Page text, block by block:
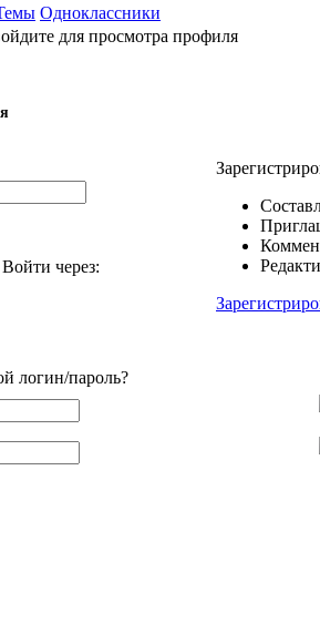
Одноклассники
для просмотра профиля
Войти через:
логин/пароль?